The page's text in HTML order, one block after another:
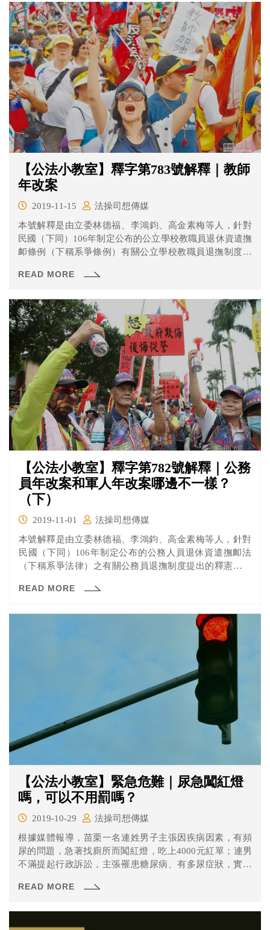
【公法小教室】釋字第783號解釋｜教師
年改案
2019-11-15
法操司想傳媒
本號解釋是由立委林德福、李鴻鈞、高金素梅等人，針對
民國（下同）106年制定公布的公立學校教職員退休資遣撫
卹條例（下稱系爭條例）有關公立學校教職員退撫制度提
改一樣，除了系爭條例第77條第1項第3款有關再任的規定
READ MORE
【公法小教室】釋字第782號解釋｜公務
員年改案和軍人年改案哪邊不一樣？
（下）
2019-11-01
法操司想傳媒
本號解釋是由立委林德福、李鴻鈞、高金素梅等人，針對
民國（下同）106年制定公布的公務人員退休資遣撫卹法
（下稱系爭法律）之有關公務員退撫制度提出的釋憲聲請
爭法律第77條第1項第3款有關再任的規定違憲外，其餘都
READ MORE
【公法小教室】緊急危難｜尿急闖紅燈
嗎，可以不用罰嗎？
2019-10-29
法操司想傳媒
根據媒體報導，苗栗一名連姓男子主張因疾病因素，有頻
尿的問題，急著找廁所而闖紅燈，吃上4000元紅單；連男
不滿提起行政訴訟，主張罹患糖尿病、有多尿症狀，實為
單。但法院判他敗訴，認為連男的主張未達到行政罰法
READ MORE